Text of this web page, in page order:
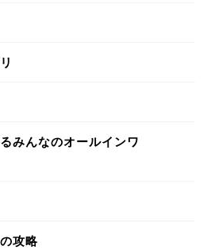
みんなのオールインワ
攻略